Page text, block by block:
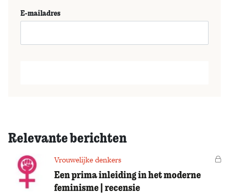
E-mailadres
Relevante berichten
Vrouwelijke denkers
Een prima inleiding in het moderne
feminisme | recensie